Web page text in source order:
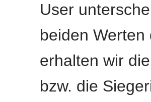
User
beiden
erhalten wir
bzw. die